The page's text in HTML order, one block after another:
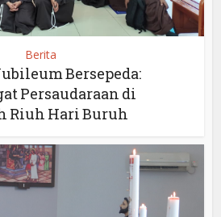
Berita
Bersepeda:
Persaudaraan di
Riuh Hari Buruh